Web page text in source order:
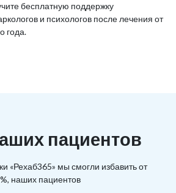
бесплатную поддержку
и психологов после лечения от
года.
пациентов
«Рехаб365» мы смогли избавить от
наших пациентов